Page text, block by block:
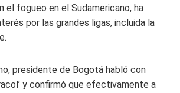
el fogueo en el Sudamericano, ha
por las grandes ligas, incluida la
presidente de Bogotá habló con
y confirmó que efectivamente a